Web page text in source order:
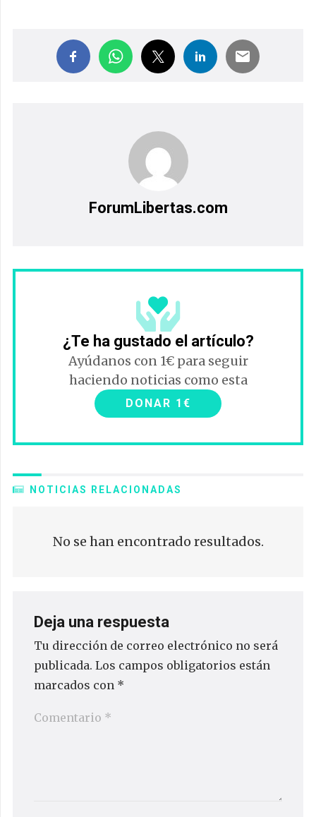
ForumLibertas.com
¿Te ha gustado el artículo?
Ayúdanos con 1€ para seguir
haciendo noticias como esta
DONAR 1€
NOTICIAS RELACIONADAS
No se han encontrado resultados.
Deja una respuesta
Tu dirección de correo electrónico no será
publicada. Los campos obligatorios están
marcados con *